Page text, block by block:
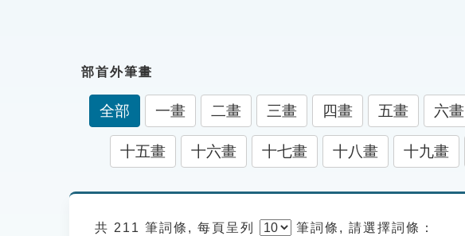
部首外筆畫
全部 一畫 二畫 三畫 四畫 五畫 六畫
十五畫 十六畫 十七畫 十八畫 十九畫
共 211 筆詞條, 每頁呈列 筆詞條, 請選擇詞條：